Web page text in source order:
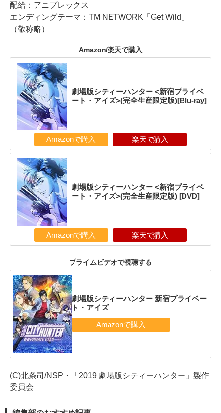
配給：アニプレックス
エンディングテーマ：TM NETWORK「Get Wild」
（敬称略）
Amazon/楽天で購入
劇場版シティーハンター <新宿プライベ
ート・アイズ>(完全生産限定版)[Blu-ray]
Amazonで購入 楽天で購入
劇場版シティーハンター <新宿プライベ
ート・アイズ>(完全生産限定版) [DVD]
Amazonで購入 楽天で購入
プライムビデオで視聴する
劇場版シティーハンター 新宿プライベー
ト・アイズ
(C)北条司/NSP・「2019 劇場版シティーハンター」製作
委員会